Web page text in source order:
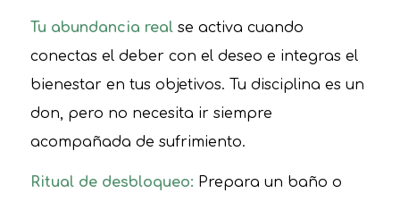
Tu abundancia realse activa cuando
conectas el deber con el deseo e integras el
bienestar en tus objetivos. Tu disciplina es un
don, pero no necesita ir siempre
acompañada de sufrimiento.
Ritual de desbloqueo: Prepara un baño o